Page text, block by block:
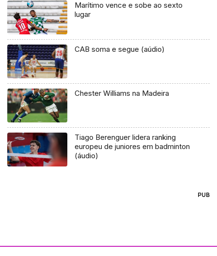
Marítimo vence e sobe ao sexto
lugar
CAB soma e segue (aúdio)
Chester Williams na Madeira
Tiago Berenguer lidera ranking
europeu de juniores em badminton
(áudio)
PUB